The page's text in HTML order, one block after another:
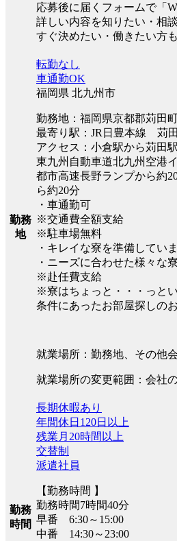
応募後に届くフォームで「
詳しい内容を知りたい・相
すぐ決めたい・働きたい方
勤務
地
転勤なし
車通勤OK
福岡県 北九州市
勤務地：福岡県京都郡苅田
最寄り駅：JR日豊本線 苅
アクセス：小倉駅から苅田
東九州自動車道北九州空港
都市高速長野ランプから約
ら約20分
・車通勤可
※交通費全額支給
※駐車場無料
・キレイな寮を準備していま
・ニーズに合わせた様々な
※赴任費支給
※寮はちょっと・・・っとい
条件にあったお部屋探しの
就業場所：勤務地、その他
就業場所の変更範囲：会社
勤務
時間
長期休暇あり
年間休日120日以上
残業月20時間以上
交替制
派遣社員
【勤務時間 】
勤務時間7時間40分
早番 6:30～15:00
中番 14:30～23:00